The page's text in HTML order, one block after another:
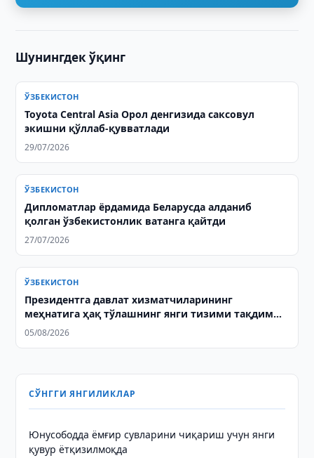
Шунингдек ўқинг
ЎЗБЕКИСТОН
Toyota Central Asia Орол денгизида саксовул
экишни қўллаб-қувватлади
29/07/2026
ЎЗБЕКИСТОН
Дипломатлар ёрдамида Беларусда алданиб
қолган ўзбекистонлик ватанга қайтди
27/07/2026
ЎЗБЕКИСТОН
Президентга давлат хизматчиларининг
меҳнатига ҳақ тўлашнинг янги тизими тақдим
этилди
05/08/2026
СЎНГГИ ЯНГИЛИКЛАР
Юнусободда ёмғир сувларини чиқариш учун янги
қувур ётқизилмоқда